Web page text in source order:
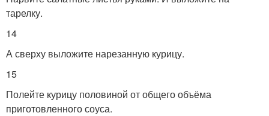
тарелку.
14
А сверху выложите нарезанную курицу.
15
Полейте курицу половиной от общего объёма
приготовленного соуса.